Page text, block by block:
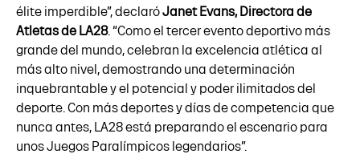
élite imperdible”, declaróJanet Evans, Directora de
Atletas de LA28. “Como el tercer evento deportivo más
grande del mundo, celebran la excelencia atlética al
más alto nivel, demostrando una determinación
inquebrantable y el potencial y poder ilimitados del
deporte. Con más deportes y días de competencia que
nunca antes, LA28 está preparando el escenario para
unos Juegos Paralímpicos legendarios”.